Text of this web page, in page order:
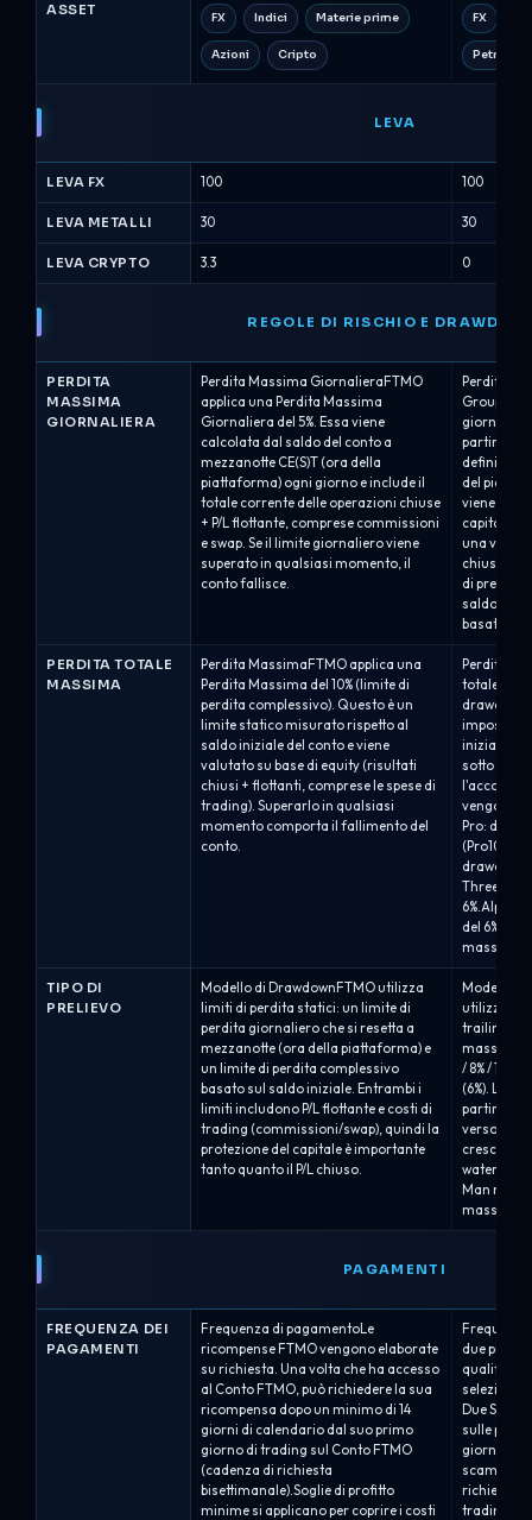
ASSET FX Indici Materie prime
Azioni Cripto
FX
Petrolio
LEVA
LEVA FX 100 100
LEVA METALLI 30 30
LEVA CRYPTO 3.3 0
REGOLE DI RISCHIO E
PERDITA
MASSIMA
GIORNALIERA
Perdita Massima GiornalieraFTMO
applica una Perdita Massima
Giornaliera del 5%. Essa viene
calcolata dal saldo del conto a
mezzanotte CE(S)T (ora della
piattaforma) ogni giorno e include il
totale corrente delle operazioni chiuse
+ P/L flottante, comprese commissioni
e swap. Se il limite giornaliero viene
superato in qualsiasi momento, il
conto fallisce.
Perdita
Group
partire da
definiti
del
viene
capitale, e
una
chiuse
di prelievo
basato sul
PERDITA TOTALE
MASSIMA
Perdita MassimaFTMO applica una
Perdita Massima del 10% (limite di
perdita complessivo). Questo è un
limite statico misurato rispetto al
saldo iniziale del conto e viene
valutato su base di equity (risultati
chiusi + flottanti, comprese le spese di
trading). Superarlo in qualsiasi
momento comporta il fallimento del
conto.
Perdita
totale
drawdown
impostata
iniziale.
sotto della
l'account
vengono
Pro:
(Pro10) /
drawdown
Three:
6%.Alpha
del 6%
massimo
TIPO DI
PRELIEVO
Modello di DrawdownFTMO utilizza
limiti di perdita statici: un limite di
perdita giornaliero che si resetta a
mezzanotte (ora della piattaforma) e
un limite di perdita complessivo
basato sul saldo iniziale. Entrambi i
limiti includono P/L flottante e costi di
trading (commissioni/swap), quindi la
protezione del capitale è importante
tanto quanto il P/L chiuso.
Modello di
utilizza sia
trailing a
massimo
/ 8% /
(6%). La
partire dal
verso
water
Man
massimi
PAGAMENTI
FREQUENZA DEI
PAGAMENTI
Frequenza di pagamentoLe
ricompense FTMO vengono elaborate
su richiesta. Una volta che ha accesso
al Conto FTMO, può richiedere la sua
ricompensa dopo un minimo di 14
giorni di calendario dal suo primo
giorno di trading sul Conto FTMO
(cadenza di richiesta
bisettimanale).Soglie di profitto
minime si applicano per coprire i costi
due
qualificati,
Due
sulle
giorni (a
scambio
richiesta
trading